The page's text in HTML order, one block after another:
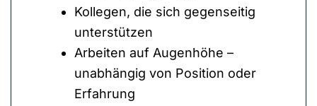
Kollegen, die sich gegenseitig
unterstützen
Arbeiten auf Augenhöhe –
unabhängig von Position oder
Erfahrung